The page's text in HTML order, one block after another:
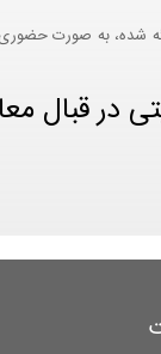
شده، به صورت
قبال